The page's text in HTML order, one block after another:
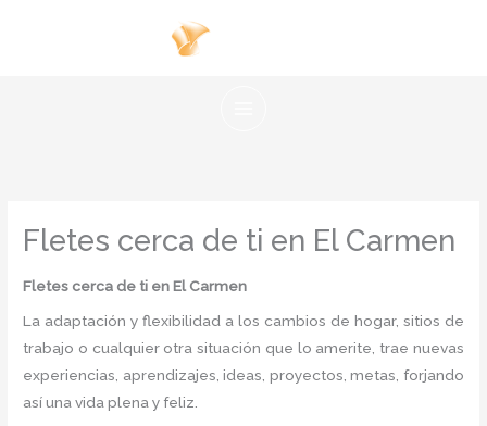
Fletes cerca de ti en El Carmen
Fletes cerca de ti en El Carmen
La adaptación y flexibilidad a los cambios de hogar, sitios de
trabajo o cualquier otra situación que lo amerite, trae nuevas
experiencias, aprendizajes, ideas, proyectos, metas, forjando
así una vida plena y feliz.